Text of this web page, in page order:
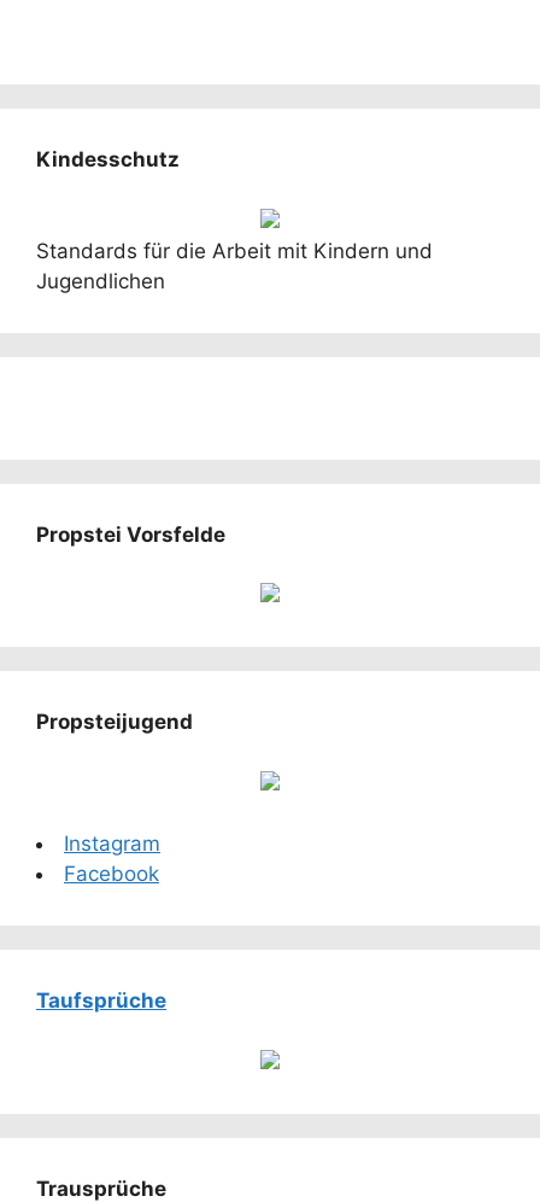
Kindesschutz
Standards für die Arbeit mit Kindern und
Jugendlichen
Propstei Vorsfelde
Propsteijugend
Instagram
Facebook
Taufsprüche
Trausprüche